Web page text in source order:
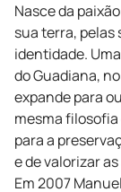
Nasce da
sua terra, pelas
identidade.
do Guadiana,
expande para
mesma
para a
e de valorizar
Em 2007